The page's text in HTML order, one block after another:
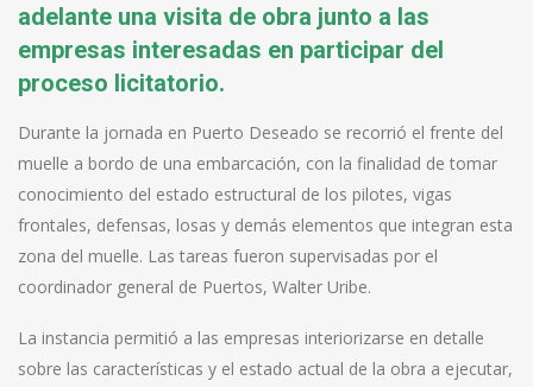
adelante una visita de obra junto a las
empresas interesadas en participar del
proceso licitatorio.
Durante la jornada en Puerto Deseado se recorrió el frente del
muelle a bordo de una embarcación, con la finalidad de tomar
conocimiento del estado estructural de los pilotes, vigas
frontales, defensas, losas y demás elementos que integran esta
zona del muelle. Las tareas fueron supervisadas por el
coordinador general de Puertos, Walter Uribe.
La instancia permitió a las empresas interiorizarse en detalle
sobre las características y el estado actual de la obra a ejecutar,